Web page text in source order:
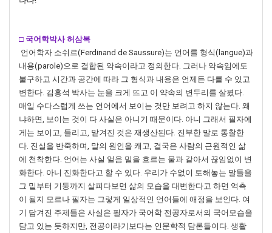
□ 국어학박사 허삼복
언어학자 소쉬르(Ferdinand de Saussure)는 언어를 형식(langue)과
내용(parole)으로 결합된 약속이라고 정의한다. 그러나 약속임에도
불구하고 시간과 공간에 따라 그 형식과 내용은 언제든 다를 수 있고
변한다. 김홍석 박사는 눈을 크게 뜨고 이 약속의 변두리를 살폈다.
매일 수다스럽게 쓰는 언어에서 보이는 것만 보려고 하지 않는다. 왜
냐하면, 보이는 것이 다 사실은 아니기 때문이다. 아니 그래서 필자에
게는 보이고, 들리고, 맡겨진 것은 재생산된다. 진부한 말로 통찰한
다. 진실을 반죽하며, 말의 원인을 캐고, 결국은 사람의 근원적인 삶
에 천착한다. 언어는 사실 얼음 밑을 흐르는 물과 같아서 끊임없이 변
화한다. 아니 진화한다고 할 수 있다. 우리가 수없이 토해놓는 말들을
그 밑부터 기둥까지 살피다보면 삶의 모습을 대변한다고 하면 억측
이 될지 모르나 필자는 그렇게 일상적인 언어들에 애정을 보인다. 여
기 담겨진 주제들은 사실은 필자가 국어학 전공자로서의 국어모습을
담고 있는 듯하지만, 전공이라기보다는 인문학적 담론들이다. 생활